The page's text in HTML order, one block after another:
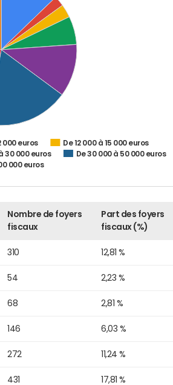
000 euros
De 12 000 à 15 000 euros
30 000 euros
De 30 000 à 50 000 euros
000 euros
Nombre de foyers
fiscaux
Part des foyers
fiscaux (%)
310 12,81 %
54 2,23 %
68 2,81 %
146 6,03 %
272 11,24 %
431 17,81 %